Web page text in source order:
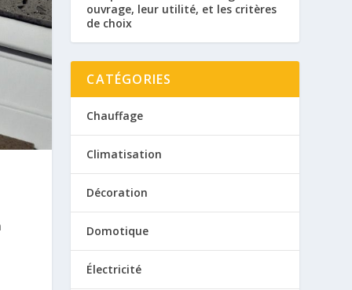
ouvrage, leur utilité, et les critères
de choix
CATÉGORIES
Chauffage
Climatisation
Décoration
Domotique
Électricité